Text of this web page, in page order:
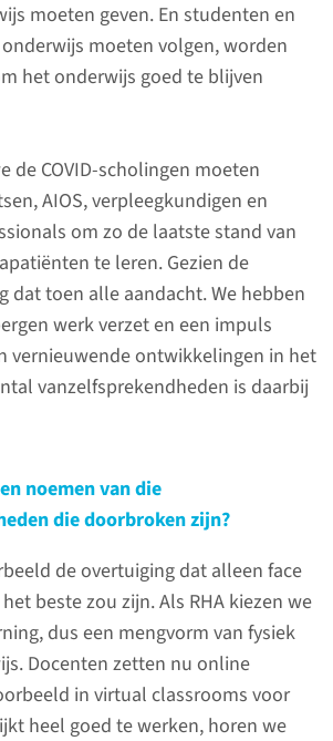
moeten geven. En studenten en
moeten volgen, worden
het onderwijs goed te blijven
de COVID-scholingen moeten
AIOS, verpleegkundigen en
om zo de laatste stand van
te leren. Gezien de
dat toen alle aandacht. We hebben
werk verzet en een impuls
vernieuwende ontwikkelingen in het
vanzelfsprekendheden is daarbij
noemen van die
die doorbroken zijn?
de overtuiging dat alleen face
beste zou zijn. Als RHA kiezen we
dus een mengvorm van fysiek
Docenten zetten nu online
in virtual classrooms voor
heel goed te werken, horen we
jezelf als
kijken en te observeren
tijden met je doen.
aios of ervaren
Midden in coronatijd
de
van het
hiervoor het
online
de Quest.
deed er in 2020 aan
meer